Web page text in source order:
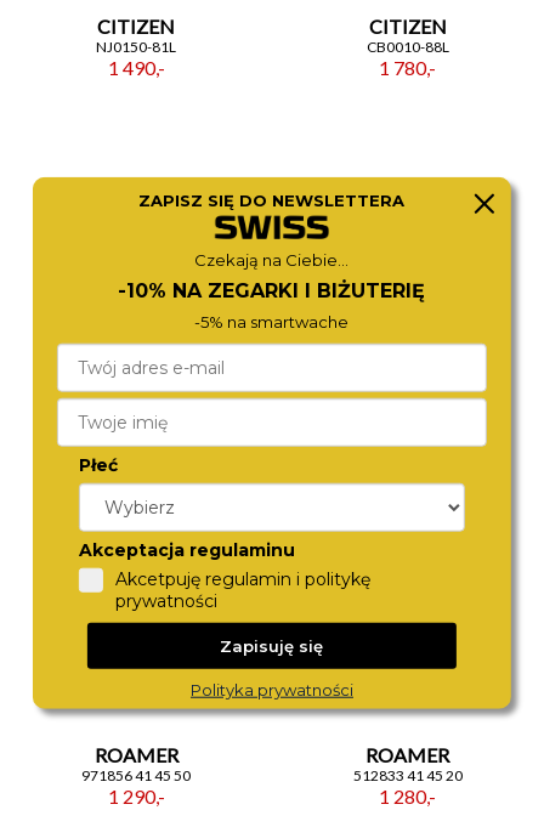
CITIZEN
NJ0150-81L
1 490,-
CITIZEN
CB0010-88L
1 780,-
CITIZEN
1 480,-
ROAMER
ROAMER
971856 41 45 50
1 290,-
ROAMER
512833 41 45 20
1 280,-
ZAPISZ SIĘ DO NEWSLETTERA
Czekają na Ciebie...
-10% NA ZEGARKI I BIŻUTERIĘ
-5% na smartwache
Płeć
Akceptacja regulaminu
Akcetpuję regulamin i politykę
prywatności
Zapisuję się
Polityka prywatności